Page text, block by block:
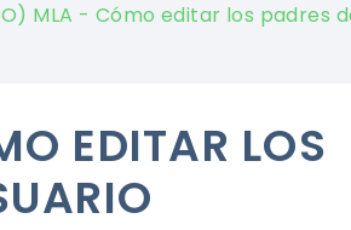
MLA - Cómo editar los padres
EDITAR LOS